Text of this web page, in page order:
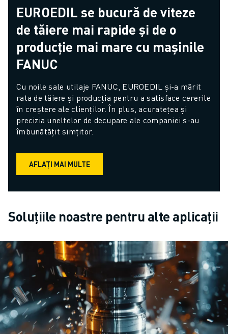
EUROEDIL se bucură de viteze
de tăiere mai rapide și de o
producție mai mare cu mașinile
FANUC
Cu noile sale utilaje FANUC, EUROEDIL și-a mărit
rata de tăiere și producția pentru a satisface cererile
în creștere ale clienților. În plus, acuratețea și
precizia uneltelor de decupare ale companiei s-au
îmbunătățit simțitor.
AFLAȚI MAI MULTE
Soluțiile noastre pentru alte aplicații